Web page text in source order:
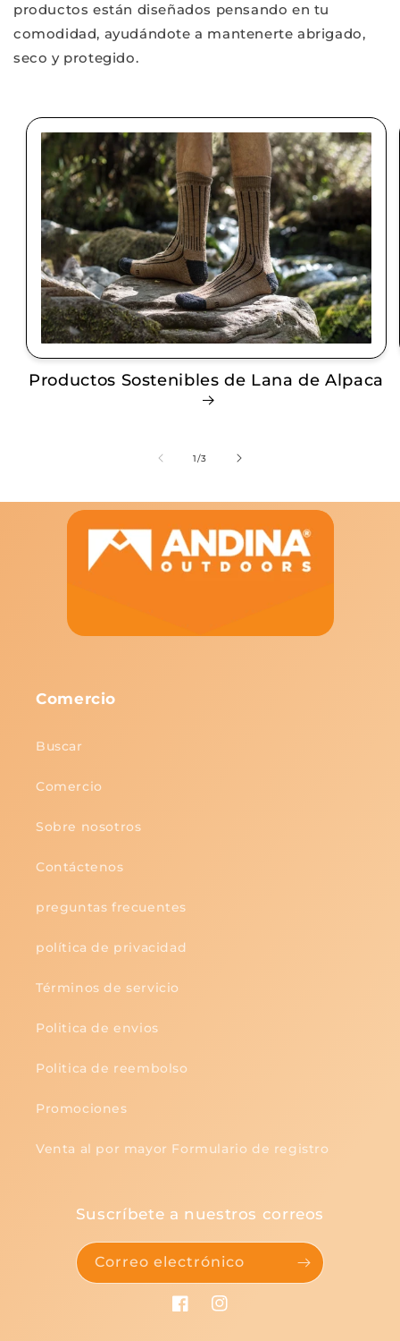
productos están diseñados pensando en tu
comodidad, ayudándote a mantenerte abrigado,
seco y protegido.
Productos Sostenibles de Lana de Alpaca
1/de
3
Comercio
Buscar
Comercio
Sobre nosotros
Contáctenos
preguntas frecuentes
política de privacidad
Términos de servicio
Politica de envios
Politica de reembolso
Promociones
Venta al por mayor Formulario de registro
Suscríbete a nuestros correos
Correo electrónico
FacebookInstagram